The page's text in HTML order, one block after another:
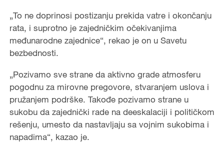
„To ne doprinosi postizanju prekida vatre i okončanju
rata, i suprotno je zajedničkim očekivanjima
međunarodne zajednice“, rekao je on u Savetu
bezbednosti.
„Pozivamo sve strane da aktivno grade atmosferu
pogodnu za mirovne pregovore, stvaranjem uslova i
pružanjem podrške. Takođe pozivamo strane u
sukobu da zajednički rade na deeskalaciji i političkom
rešenju, umesto da nastavljaju sa vojnim sukobima i
napadima“, kazao je.